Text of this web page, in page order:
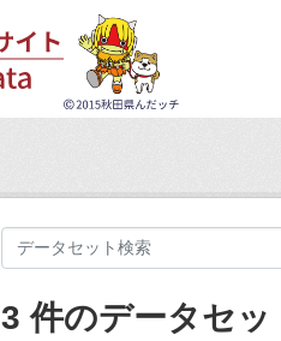
3 件のデータセ